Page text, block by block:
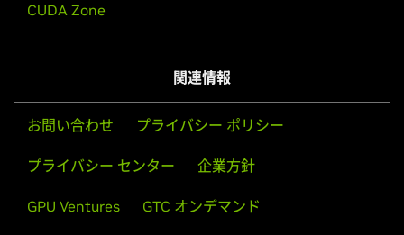
CUDA Zone
関連情報
お問い合わせ プライバシー ポリシー
プライバシー センター 企業方針
GPU Ventures GTC オンデマンド